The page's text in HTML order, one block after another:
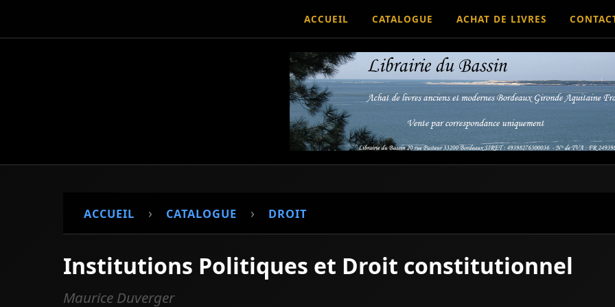
ACCUEIL CATALOGUE ACHAT DE LIVRES
ACCUEIL › CATALOGUE › DROIT
Institutions Politiques et Droit constitutionnel
Maurice Duverger